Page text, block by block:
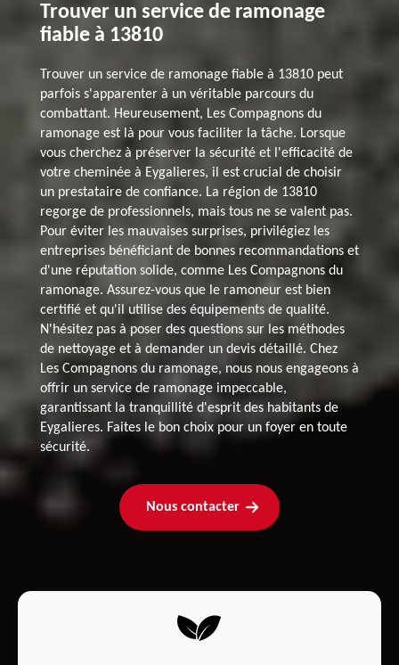
Trouver un service de ramonage
fiable à 13810
Trouver un service de ramonage fiable à 13810 peut
parfois s'apparenter à un véritable parcours du
combattant. Heureusement, Les Compagnons du
ramonage est là pour vous faciliter la tâche. Lorsque
vous cherchez à préserver la sécurité et l'efficacité de
votre cheminée à Eygalieres, il est crucial de choisir
un prestataire de confiance. La région de 13810
regorge de professionnels, mais tous ne se valent pas.
Pour éviter les mauvaises surprises, privilégiez les
entreprises bénéficiant de bonnes recommandations et
d'une réputation solide, comme Les Compagnons du
ramonage. Assurez-vous que le ramoneur est bien
certifié et qu'il utilise des équipements de qualité.
N'hésitez pas à poser des questions sur les méthodes
de nettoyage et à demander un devis détaillé. Chez
Les Compagnons du ramonage, nous nous engageons à
offrir un service de ramonage impeccable,
garantissant la tranquillité d'esprit des habitants de
Eygalieres. Faites le bon choix pour un foyer en toute
sécurité.
Nous contacter